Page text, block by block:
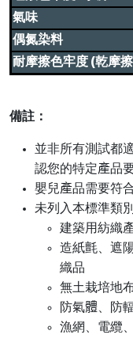
氣味
偶氮染料
耐摩擦色牢度 (乾摩
備註：
並非所有測試都
認您的特定產品
嬰兒產品需要符
未列入本標準類
建築用紡織
造紙氈、遮
織品
無土栽培地
防氣體 、防
漁網、電纜